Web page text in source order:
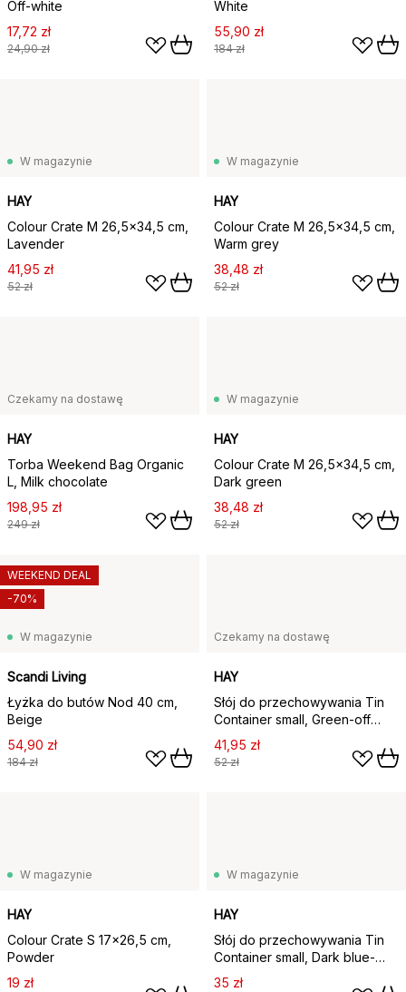
Off-white
17,72 zł
24,90 zł
White
55,90 zł
184 zł
W magazynie
HAY
Colour Crate M 26,5x34,5 cm,
Lavender
41,95 zł
52 zł
W magazynie
HAY
Colour Crate M 26,5x34,5 cm,
Warm grey
38,48 zł
52 zł
Czekamy na dostawę
HAY
Torba Weekend Bag Organic
L, Milk chocolate
198,95 zł
249 zł
W magazynie
HAY
Colour Crate M 26,5x34,5 cm,
Dark green
38,48 zł
52 zł
W magazynie
Scandi Living
Łyżka do butów Nod 40 cm,
Beige
54,90 zł
184 zł
WEEKEND DEAL
-70%
Czekamy na dostawę
HAY
Słój do przechowywania Tin
Container small, Green-off
white
41,95 zł
52 zł
W magazynie
HAY
Colour Crate S 17x26,5 cm,
Powder
19 zł
W magazynie
HAY
Słój do przechowywania Tin
Container small, Dark blue-
lavender
35 zł